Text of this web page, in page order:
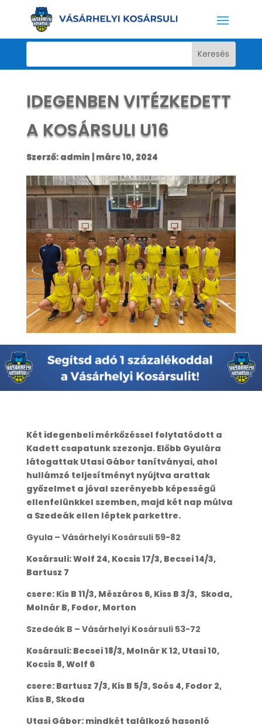
IDEGENBEN VITÉZKEDETT
A KOSÁRSULI U16
Szerző: admin | márc 10, 2024
Két idegenbeli mérkőzéssel folytatódott a
Kadett csapatunk szezonja. Előbb Gyulára
látogattak Utasi Gábor tanítványai, ahol
hullámzó teljesítményt nyújtva arattak
győzelmet a jóval szerényebb képességű
ellenfelünkkel szemben, majd két nap múlva
a Szedeák ellen léptek parkettre.
Gyula – Vásárhelyi Kosársuli 59-82
Kosársuli: Wolf 24, Kocsis 17/3, Becsei 14/3,
Bartusz 7
csere: Kis B 11/3, Mészáros 6, Kiss B 3/3, Skoda,
Molnár B, Fodor, Morton
Szedeák B – Vásárhelyi Kosársuli 53-72
Kosársuli: Becsei 18/3, Molnár K 12, Utasi 10,
Kocsis 8, Wolf 6
csere: Bartusz 7/3, Kis B 5/3, Soós 4, Fodor 2,
Kiss B, Skoda
Utasi Gábor: mindkét találkozó hasonló